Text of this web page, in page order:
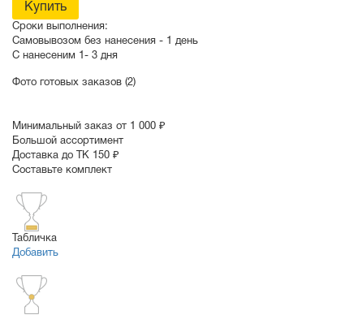
Купить
Сроки выполнения:
Самовывозом без нанесения - 1 день
С нанесеним 1- 3 дня
Фото готовых заказов (2)
Минимальный заказ от 1 000 ₽
Большой ассортимент
Доставка до ТК 150 ₽
Составьте комплект
Табличка
Добавить